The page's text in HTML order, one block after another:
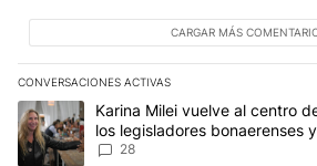
CARGAR MÁS
CONVERSACIONES ACTIVAS
Este listado muestra los artículos con
Un artículo de tendencia con el título
Karina Milei vuelve al centro
los legisladores bonaerenses
para 2027
28